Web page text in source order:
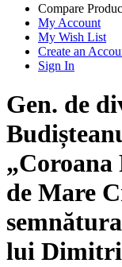
Compare
My Account
My Wish List
Create an
Sign In
Gen. de
de Mare
lui